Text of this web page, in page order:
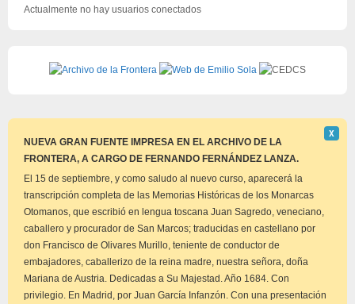
Actualmente no hay usuarios conectados
NUEVA GRAN FUENTE IMPRESA EN EL ARCHIVO DE LA
FRONTERA, A CARGO DE FERNANDO FERNÁNDEZ LANZA.
este
Χ
El 15 de septiembre, y como saludo al nuevo curso, aparecerá la
transcripción completa de las Memorias Históricas de los Monarcas
Otomanos, que escribió en lengua toscana Juan Sagredo, veneciano,
caballero y procurador de San Marcos; traducidas en castellano por
don Francisco de Olivares Murillo, teniente de conductor de
embajadores, caballerizo de la reina madre, nuestra señora, doña
Mariana de Austria. Dedicadas a Su Majestad. Año 1684. Con
privilegio. En Madrid, por Juan García Infanzón. Con una presentación